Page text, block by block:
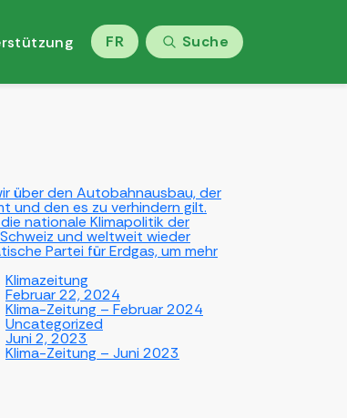
FR Suche
über den Autobahnausbau, der
und den es zu verhindern gilt.
nationale Klimapolitik der
und weltweit wieder
Partei für Erdgas, um mehr
Klimazeitung
Februar 22, 2024
Klima-Zeitung – Februar 2024
Uncategorized
Juni 2, 2023
Klima-Zeitung – Juni 2023